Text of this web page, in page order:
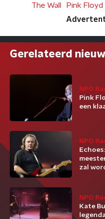
The Wall
Pink Floyd
Gerelateerd
NPO
Pink
een
NPO
zal
NPO
Kate